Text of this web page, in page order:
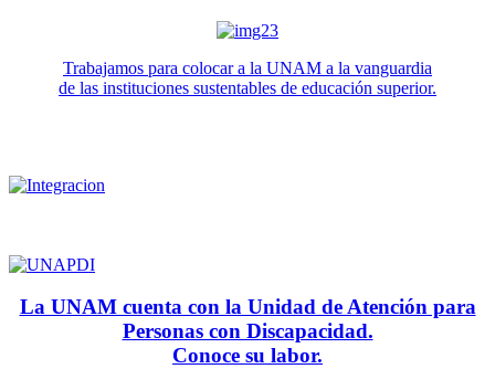
Trabajamos para colocar a la UNAM a la vanguardia
de las instituciones sustentables de educación superior.
La UNAM cuenta con la Unidad de Atención para
Personas con Discapacidad.
Conoce su labor.